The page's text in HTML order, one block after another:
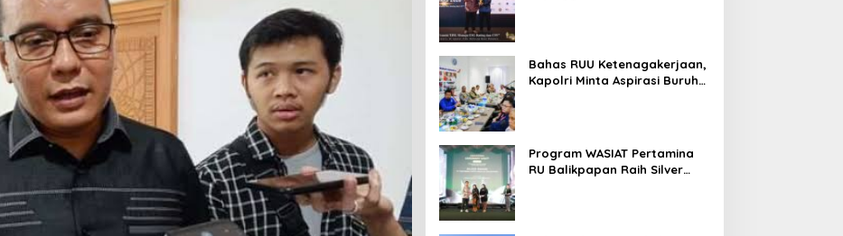
Bahas RUU Ketenagakerjaan,
Kapolri Minta Aspirasi Buruh
Program WASIAT Pertamina
RU Balikpapan Raih Silver